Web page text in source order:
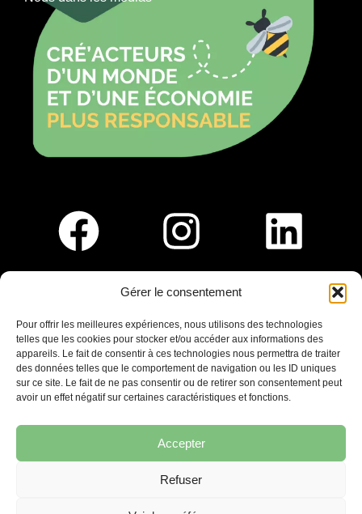
Gérer le consentement
Pour offrir les meilleures expériences, nous utilisons des technologies
telles que les cookies pour stocker et/ou accéder aux informations des
appareils. Le fait de consentir à ces technologies nous permettra de traiter
des données telles que le comportement de navigation ou les ID uniques
sur ce site. Le fait de ne pas consentir ou de retirer son consentement peut
avoir un effet négatif sur certaines caractéristiques et fonctions.
Accepter
Refuser
Saint-Germain-En-Laye
Ligne R2-Nord
Tramway T13
20mins à pied du RER A